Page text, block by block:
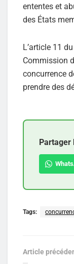
ententes et
des États
L’article 11
Commission
concurrence
prendre des
Partager
Tags:
Article